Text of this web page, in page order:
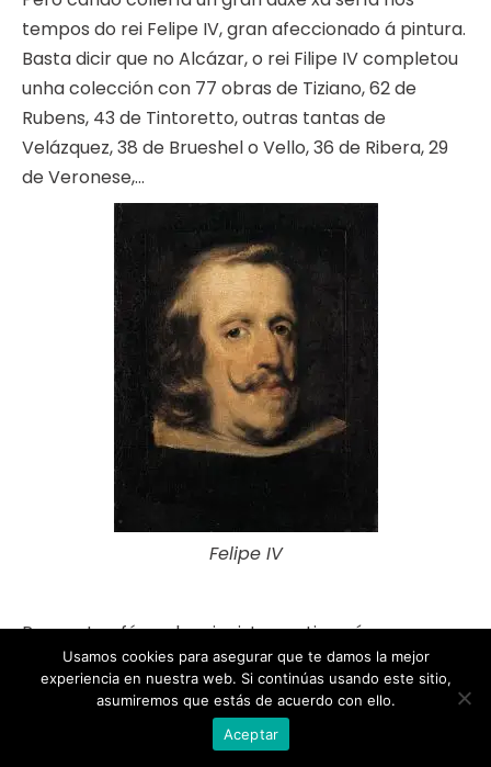
tempos do rei Felipe IV, gran afeccionado á pintura.
Basta dicir que no Alcázar, o rei Filipe IV completou
unha colección con 77 obras de Tiziano, 62 de
Rubens, 43 de Tintoretto, outras tantas de
Velázquez, 38 de Brueshel o Vello, 36 de Ribera, 29
de Veronese,…
Felipe IV
Pero este afán coleccionista continuaría nos anos
posteriores, así, á morte do rei Carlos II, en 1700,
contabilízanse máis de 5.500 obras nas
Usamos cookies para asegurar que te damos la mejor
experiencia en nuestra web. Si continúas usando este sitio,
asumiremos que estás de acuerdo con ello.
Aceptar